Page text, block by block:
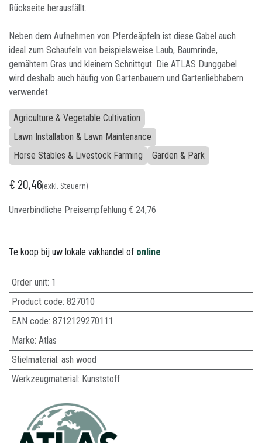
Rückseite herausfällt.
Neben dem Aufnehmen von Pferdeäpfeln ist diese Gabel auch
ideal zum Schaufeln von beispielsweise Laub, Baumrinde,
gemähtem Gras und kleinem Schnittgut. Die ATLAS Dunggabel
wird deshalb auch häufig von Gartenbauern und Gartenliebhabern
verwendet.
Agriculture & Vegetable Cultivation
Lawn Installation & Lawn Maintenance
Horse Stables & Livestock Farming
Garden & Park
€ 20,46(exkl. Steuern)
Unverbindliche Preisempfehlung​ € 24,76
Te koop bij uw lokale vakhandel of online
Order unit: 1
Product code: 827010
EAN code: 8712129270111
Marke: Atlas
Stielmaterial: ash wood
Werkzeugmaterial: Kunststoff